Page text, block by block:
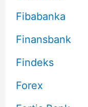
Fibabanka
Finansbank
Findeks
Forex